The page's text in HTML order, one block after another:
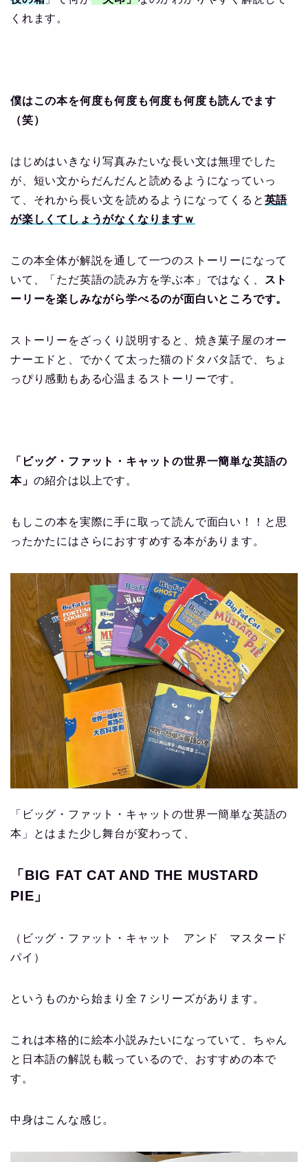
くれます。
僕はこの本を何度も何度も何度も何度も読んでます
（笑）
はじめはいきなり写真みたいな長い文は無理でした
が、短い文からだんだんと読めるようになっていっ
て、それから長い文を読めるようになってくると 英語
が楽しくてしょうがなくなりますｗ
この本全体が解説を通して一つのストーリーになって
いて、「ただ英語の読み方を学ぶ本」ではなく、
スト
ーリーを楽しみながら学べるのが面白いところです。
ストーリーをざっくり説明すると、焼き菓子屋のオー
ナーエドと、でかくて太った猫のドタバタ話で、ちょ
っぴり感動もある心温まるストーリーです。
「ビッグ・ファット・キャットの世界一簡単な英語の
本」 の紹介は以上です。
もしこの本を実際に手に取って読んで面白い！！と思
ったかたにはさらにおすすめする本があります。
「ビッグ・ファット・キャットの世界一簡単な英語の
本」とはまた少し舞台が変わって、
「BIG FAT CAT AND THE MUSTARD
PIE」
（ビッグ・ファット・キャット アンド マスタード
パイ）
というものから始まり全７シリーズがあります。
これは本格的に絵本小説みたいになっていて、ちゃん
と日本語の解説も載っているので、おすすめの本で
す。
中身はこんな感じ。